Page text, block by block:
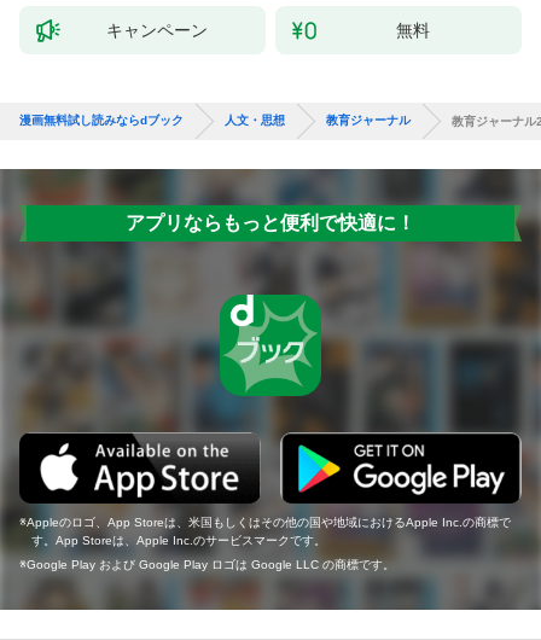
キャンペーン 無料
漫画無料試し読みならdブック 人文・思想 教育ジャーナル 教育ジャーナ
アプリならもっと便利で快適に！
Appleのロゴ、App Storeは、米国もしくはその他の国や地域におけるApple Inc.の商標で
す。App Storeは、Apple Inc.のサービスマークです。
Google Play および Google Play ロゴは Google LLC の商標です。